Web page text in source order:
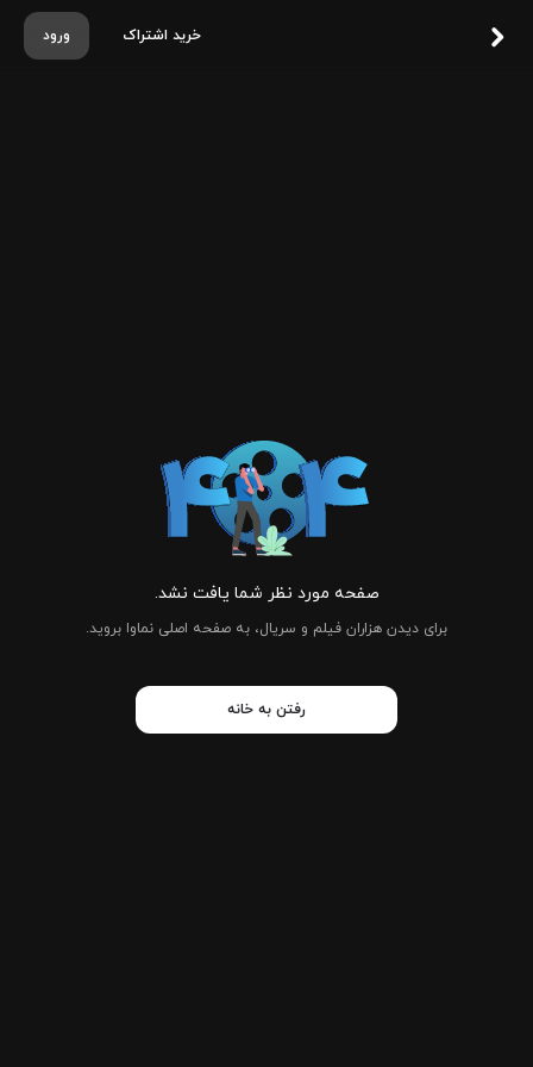
ورود خرید اشتراک
صفحه مورد نظر شما یافت نشد.
برای دیدن هزاران فیلم و سریال، به صفحه اصلی نماوا بروید.
رفتن به خانه